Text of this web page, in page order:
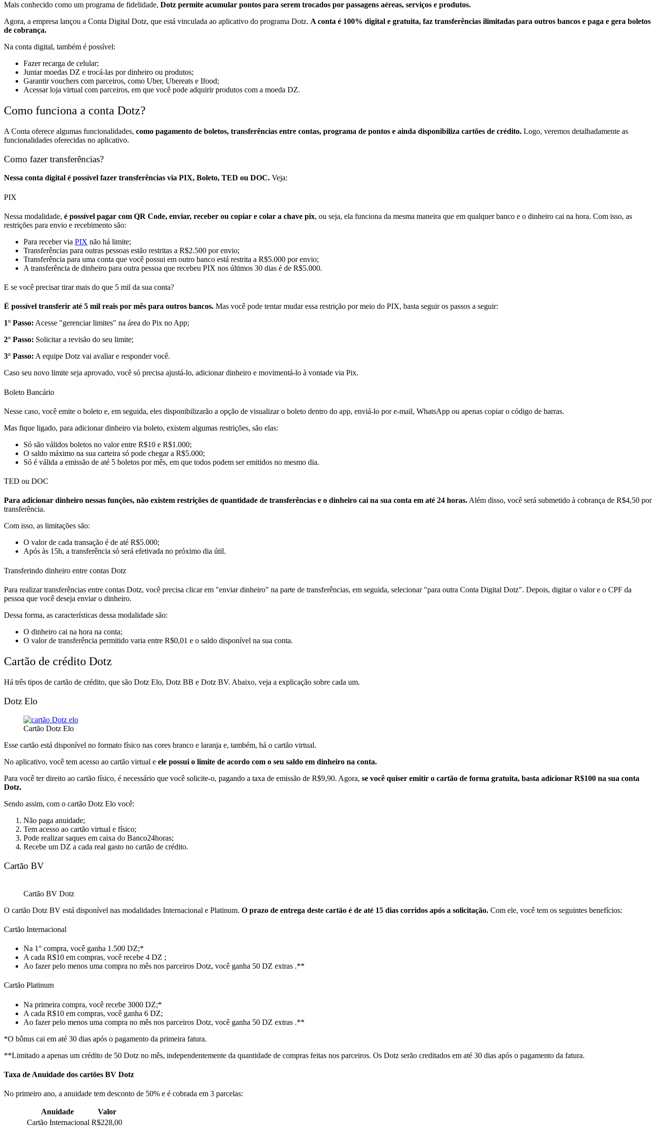
Mais conhecido como um programa de fidelidade, Dotz permite acumular pontos para serem trocados por passagens aéreas, serviços e produtos.
Agora, a empresa lançou a Conta Digital Dotz, que está vinculada ao aplicativo do programa Dotz. A conta é 100% digital e gratuita, faz transferências ilimitadas para outros bancos e paga e gera boletos
de cobrança.
Na conta digital, também é possível:
Fazer recarga de celular;
Juntar moedas DZ e trocá-las por dinheiro ou produtos;
Garantir vouchers com parceiros, como Uber, Ubereats e Ifood;
Acessar loja virtual com parceiros, em que você pode adquirir produtos com a moeda DZ.
Como funciona a conta Dotz?
A Conta oferece algumas funcionalidades, como pagamento de boletos, transferências entre contas, programa de pontos e ainda disponibiliza cartões de crédito. Logo, veremos detalhadamente as
funcionalidades oferecidas no aplicativo.
Como fazer transferências?
Nessa conta digital é possível fazer transferências via PIX, Boleto, TED ou DOC. Veja:
PIX
Nessa modalidade, é possível pagar com QR Code, enviar, receber ou copiar e colar a chave pix, ou seja, ela funciona da mesma maneira que em qualquer banco e o dinheiro cai na hora. Com isso, as
restrições para envio e recebimento são:
Para receber via PIX não há limite;
Transferências para outras pessoas estão restritas a R$2.500 por envio;
Transferência para uma conta que você possui em outro banco está restrita a R$5.000 por envio;
A transferência de dinheiro para outra pessoa que recebeu PIX nos últimos 30 dias é de R$5.000.
E se você precisar tirar mais do que 5 mil da sua conta?
É possível transferir até 5 mil reais por mês para outros bancos. Mas você pode tentar mudar essa restrição por meio do PIX, basta seguir os passos a seguir:
1° Passo: Acesse "gerenciar limites" na área do Pix no App;
2° Passo: Solicitar a revisão do seu limite;
3° Passo: A equipe Dotz vai avaliar e responder você.
Caso seu novo limite seja aprovado, você só precisa ajustá-lo, adicionar dinheiro e movimentá-lo à vontade via Pix.
Boleto Bancário
Nesse caso, você emite o boleto e, em seguida, eles disponibilizarão a opção de visualizar o boleto dentro do app, enviá-lo por e-mail, WhatsApp ou apenas copiar o código de barras.
Mas fique ligado, para adicionar dinheiro via boleto, existem algumas restrições, são elas:
Só são válidos boletos no valor entre R$10 e R$1.000;
O saldo máximo na sua carteira só pode chegar a R$5.000;
Só é válida a emissão de até 5 boletos por mês, em que todos podem ser emitidos no mesmo dia.
TED ou DOC
Para adicionar dinheiro nessas funções, não existem restrições de quantidade de transferências e o dinheiro cai na sua conta em até 24 horas.Além disso, você será submetido à cobrança de R$4,50 por
transferência.
Com isso, as limitações são:
O valor de cada transação é de até R$5.000;
Após às 15h, a transferência só será efetivada no próximo dia útil.
Transferindo dinheiro entre contas Dotz
Para realizar transferências entre contas Dotz, você precisa clicar em "enviar dinheiro" na parte de transferências, em seguida, selecionar "para outra Conta Digital Dotz". Depois, digitar o valor e o CPF da
pessoa que você deseja enviar o dinheiro.
Dessa forma, as características dessa modalidade são:
O dinheiro cai na hora na conta;
O valor de transferência permitido varia entre R$0,01 e o saldo disponível na sua conta.
Cartão de crédito Dotz
Há três tipos de cartão de crédito, que são Dotz Elo, Dotz BB e Dotz BV. Abaixo, veja a explicação sobre cada um.
Dotz Elo
Cartão Dotz Elo
Esse cartão está disponível no formato físico nas cores branco e laranja e, também, há o cartão virtual.
No aplicativo, você tem acesso ao cartão virtual e ele possui o limite de acordo com o seu saldo em dinheiro na conta.
Para você ter direito ao cartão físico, é necessário que você solicite-o, pagando a taxa de emissão de R$9,90. Agora, se você quiser emitir o cartão de forma gratuita, basta adicionar R$100 na sua conta
Dotz.
Sendo assim, com o cartão Dotz Elo você:
Não paga anuidade;
Tem acesso ao cartão virtual e físico;
Pode realizar saques em caixa do Banco24horas;
Recebe um DZ a cada real gasto no cartão de crédito.
Cartão BV
Cartão BV Dotz
O cartão Dotz BV está disponível nas modalidades Internacional e Platinum. O prazo de entrega deste cartão é de até 15 dias corridos após a solicitação. Com ele, você tem os seguintes benefícios:
Cartão Internacional
Na 1° compra, você ganha 1.500 DZ;*
A cada R$10 em compras, você recebe 4 DZ ;
Ao fazer pelo menos uma compra no mês nos parceiros Dotz, você ganha 50 DZ extras .**
Cartão Platinum
Na primeira compra, você recebe 3000 DZ;*
A cada R$10 em compras, você ganha 6 DZ;
Ao fazer pelo menos uma compra no mês nos parceiros Dotz, você ganha 50 DZ extras .**
*O bônus cai em até 30 dias após o pagamento da primeira fatura. ​
**Limitado a apenas um crédito de 50 Dotz no mês, independentemente da quantidade de compras feitas nos parceiros. Os Dotz serão creditados em até 30 dias após o pagamento da fatura.
Taxa de Anuidade dos cartões BV Dotz
No primeiro ano, a anuidade tem desconto de 50% e é cobrada em 3 parcelas:
Anuidade
Valor
Cartão Internacional R$228,00